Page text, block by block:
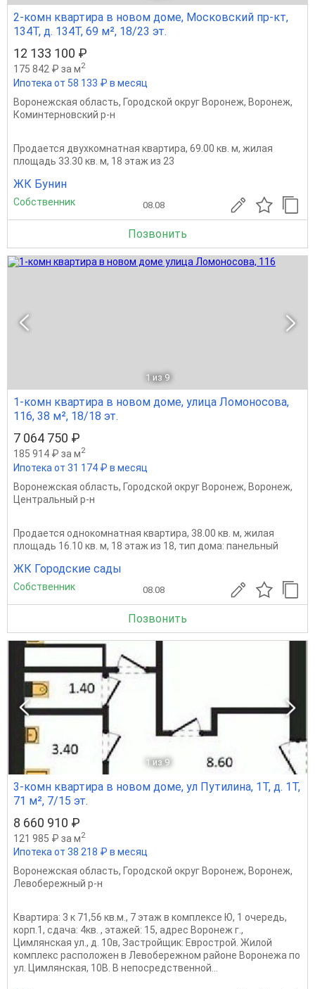
2-комн квартира в новом доме, Московский пр-кт,
134Т, д. 134Т, 69 м², 18/23 эт.
12 133 100 ₽
175 842 ₽ за м2
Ипотека от 58 133 ₽ в месяц
Воронежская область, Городской округ Воронеж, Воронеж,
Коминтерновский р-н
Продается двухкомнатная квартира, 69.00 кв. м, жилая
площадь 33.30 кв. м, 18 этаж из 23
ЖК Бунин
Собственник 08.08
Позвонить
1 из 9
1-комн квартира в новом доме, улица Ломоносова,
116, 38 м², 18/18 эт.
7 064 750 ₽
185 914 ₽ за м2
Ипотека от 31 174 ₽ в месяц
Воронежская область, Городской округ Воронеж, Воронеж,
Центральный р-н
Продается однокомнатная квартира, 38.00 кв. м, жилая
площадь 16.10 кв. м, 18 этаж из 18, тип дома: панельный
ЖК Городские сады
Собственник 08.08
Позвонить
1 из 9
3-комн квартира в новом доме, ул Путилина, 1Т, д. 1Т,
71 м², 7/15 эт.
8 660 910 ₽
121 985 ₽ за м2
Ипотека от 38 218 ₽ в месяц
Воронежская область, Городской округ Воронеж, Воронеж,
Левобережный р-н
Квартира: 3 к 71,56 кв.м., 7 этаж в комплексе Ю, 1 очередь,
корп.1, сдача: 4кв. , этажей: 15, адрес Воронеж г.,
Цимлянская ул., д. 10в, Застройщик: Еврострой. Жилой
комплекс расположен в Левобережном районе Воронежа по
ул. Цимлянская, 10В. В непосредственной...